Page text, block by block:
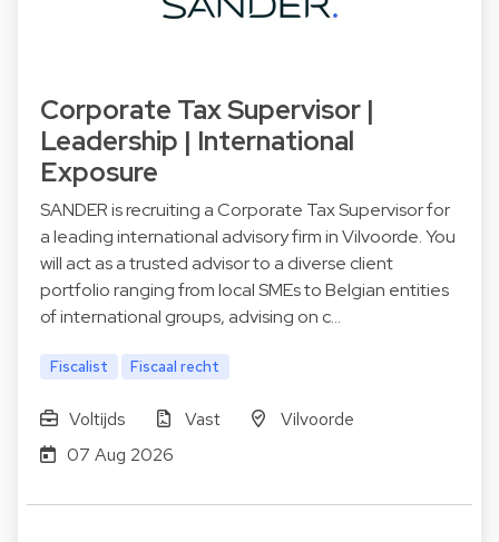
Corporate Tax Supervisor |
Leadership | International
Exposure
SANDER is recruiting a Corporate Tax Supervisor for
a leading international advisory firm in Vilvoorde. You
will act as a trusted advisor to a diverse client
portfolio ranging from local SMEs to Belgian entities
of international groups, advising on c…
Fiscalist Fiscaal recht
Voltijds Vast
Vilvoorde
07 Aug 2026